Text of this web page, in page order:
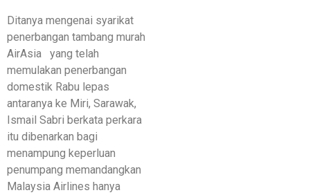
Ditanya mengenai syarikat
penerbangan tambang murah
AirAsia yang telah
memulakan penerbangan
domestik Rabu lepas
antaranya ke Miri, Sarawak,
Ismail Sabri berkata perkara
itu dibenarkan bagi
menampung keperluan
penumpang memandangkan
Malaysia Airlines hanya